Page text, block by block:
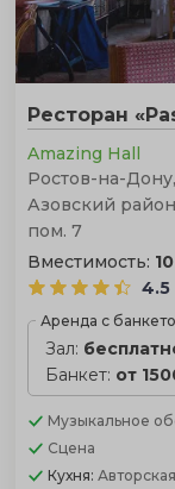
Ресторан
Amazing Hall
Ростов-на-
Азовский
пом. 7
Вместимость:
4.5
Аренда с
Зал:
Банкет: от
Музыкальное
Сцена
Кухня: